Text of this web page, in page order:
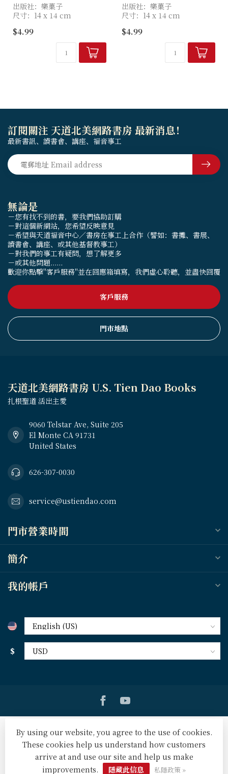
出版社：樂菓子
尺寸：14 x 14 cm
$4.99
出版社：樂菓子
尺寸：14 x 14 cm
$4.99
無論是
－您有找不到的書，要我們協助訂購
－對這個新網站，您希望反映意見
－希望與天道福音中心／書房在事工上合作（譬如：書攤、書展、
讀書會、講座、或其他基督教事工）
－對我們的事工有疑問，想了解更多
－或其他問題......
歡迎你點擊"客戶服務"並在回應箱填寫，我們虛心聆聽，並盡快回覆
客戶服務
門市地點
訂閱關注 天道北美網路書房 最新消息！
最新書訊、讀書會、講座、福音事工
天道北美網路書房 U.S. Tien Dao Books
扎根聖道 活出主愛
9060 Telstar Ave, Suite 205
El Monte CA 91731
United States
626-307-0030
service@ustiendao.com
門市營業時間
簡介
我的帳戶
$
© Copyright 2026 天道北美網路書房 U.S. Tien Dao Books
Powered byLightspeed- Lightspeed designbyDyvelopment
By using our website, you agree to the use of cookies.
These cookies help us understand how customers
arrive at and use our site and help us make
improvements.
隱藏此信息 私隱政策 »